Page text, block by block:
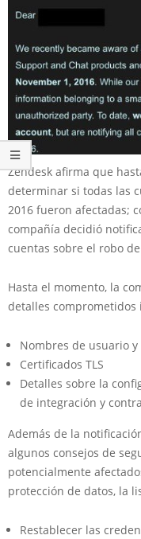
Zendesk afirma que
determinar si todas las
2016 fueron afectadas;
compañía decidió
cuentas sobre el robo
Hasta el momento, la
detalles comprometidos
Nombres de usuario
Certificados TLS
Detalles sobre la
de integración y
Además de la
algunos consejos de
potencialmente
protección de datos, la
Restablecer las